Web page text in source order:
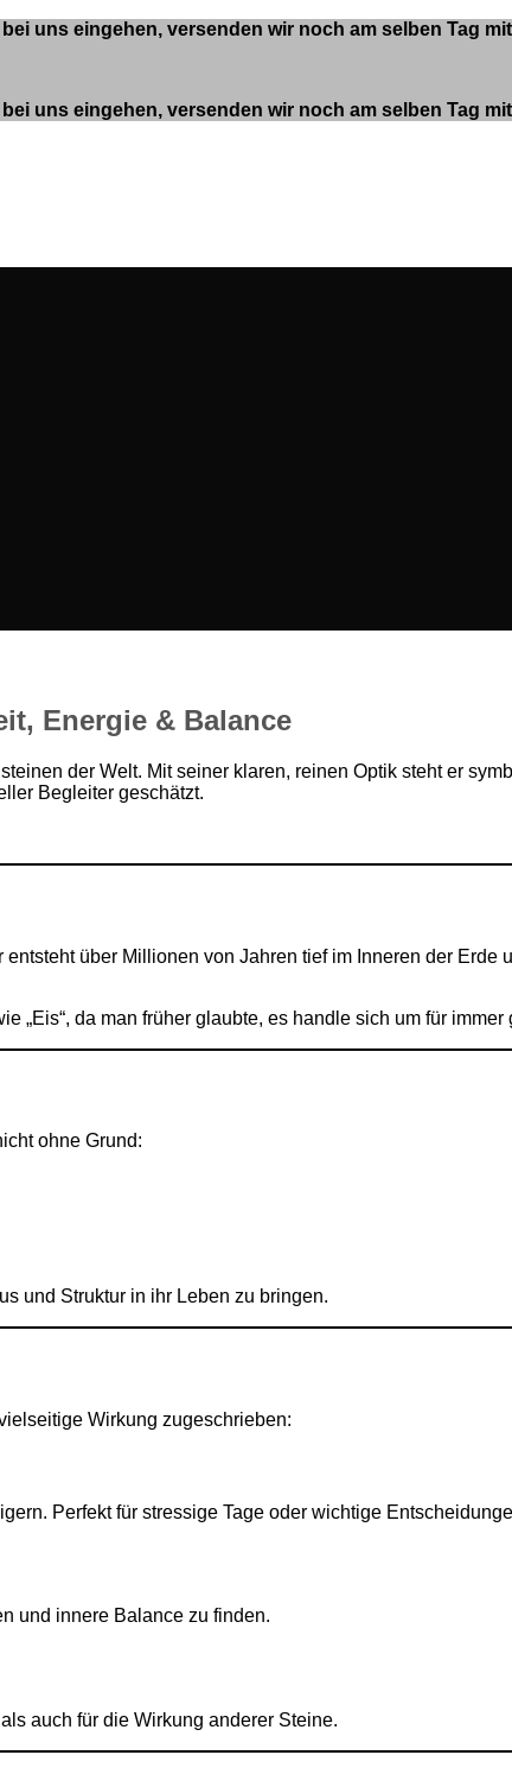
uns eingehen, versenden wir noch am selben Tag
uns eingehen, versenden wir noch am selben Tag
Energie & Balance
der Welt. Mit seiner klaren, reinen Optik steht er
Begleiter geschätzt.
über Millionen von Jahren tief im Inneren der
„Eis“, da man früher glaubte, es handle sich um für immer
ohne Grund:
und Struktur in ihr Leben zu bringen.
Wirkung zugeschrieben:
Perfekt für stressige Tage oder wichtige
und innere Balance zu finden.
auch für die Wirkung anderer Steine.